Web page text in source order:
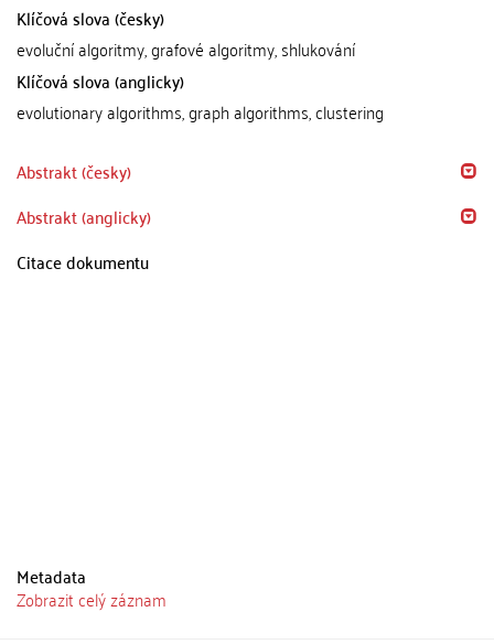
Klíčová slova (česky)
evoluční algoritmy, grafové algoritmy, shlukování
Klíčová slova (anglicky)
evolutionary algorithms, graph algorithms, clustering
Abstrakt (česky)
Abstrakt (anglicky)
Citace dokumentu
Metadata
Zobrazit celý záznam